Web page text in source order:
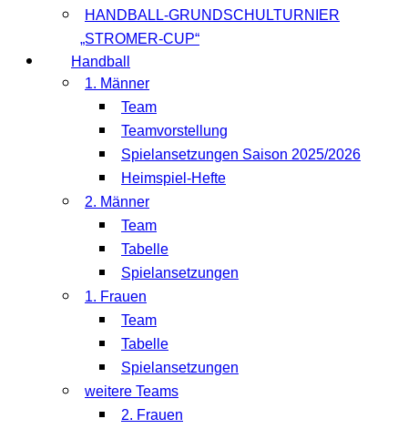
HANDBALL-GRUNDSCHULTURNIER
„STROMER-CUP“
Handball
1. Männer
Team
Teamvorstellung
Spielansetzungen Saison 2025/2026
Heimspiel-Hefte
2. Männer
Team
Tabelle
Spielansetzungen
1. Frauen
Team
Tabelle
Spielansetzungen
weitere Teams
2. Frauen